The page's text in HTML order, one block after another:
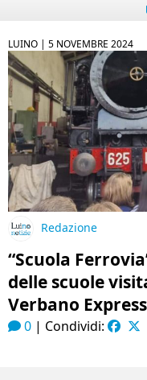
LUINO | 5 NOVEMBRE 2024
Redazione
“Scuola
delle scuole
Verbano Express
0 | Condividi: